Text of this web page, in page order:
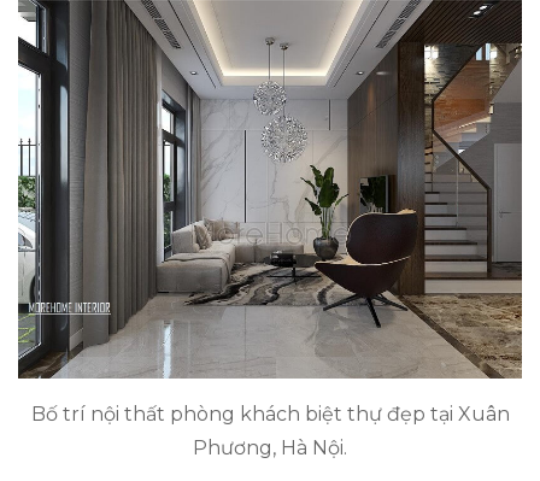
Bố trí nội thất phòng khách biệt thự đẹp tại Xuân
Phương, Hà Nội.